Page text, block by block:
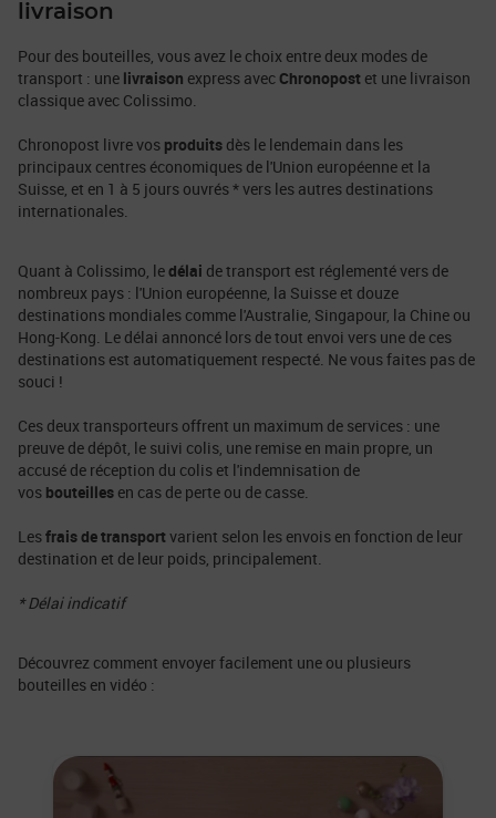
livraison
Pour des bouteilles, vous avez le choix entre deux modes de
transport : une livraison express avec Chronopost et une livraison
classique avec Colissimo.
Chronopost livre vos produits dès le lendemain dans les
principaux centres économiques de l'Union européenne et la
Suisse, et en 1 à 5 jours ouvrés * vers les autres destinations
internationales.
Quant à Colissimo, ledélai de transport est réglementé vers de
nombreux pays : l'Union européenne, la Suisse et douze
destinations mondiales comme l'Australie, Singapour, la Chine ou
Hong-Kong. Le délai annoncé lors de tout envoi vers une de ces
destinations est automatiquement respecté. Ne vous faites pas de
souci !
Ces deux transporteurs offrent un maximum de services : une
preuve de dépôt, le suivi colis, une remise en main propre, un
accusé de réception du colis et l'indemnisation de
vos bouteilles en cas de perte ou de casse.
Lesfrais de transport varient selon les envois en fonction de leur
destination et de leur poids, principalement.
* Délai indicatif
Découvrez comment envoyer facilement une ou plusieurs
bouteilles en vidéo :